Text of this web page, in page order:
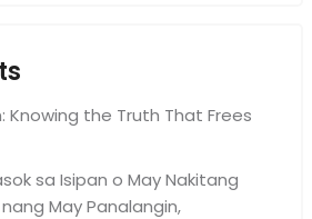
Knowing the Truth That Frees
sa Isipan o May Nakitang
May Panalangin,